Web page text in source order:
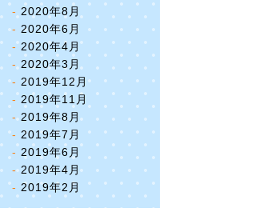
2020年8月
2020年6月
2020年4月
2020年3月
2019年12月
2019年11月
2019年8月
2019年7月
2019年6月
2019年4月
2019年2月